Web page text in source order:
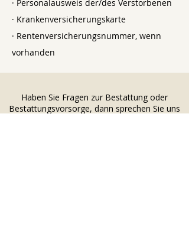
· Personalausweis der/des Verstorbenen
· Krankenversicherungskarte
· Rentenversicherungsnummer, wenn
vorhanden
Haben Sie Fragen zur Bestattung oder
Bestattungsvorsorge, dann sprechen Sie uns